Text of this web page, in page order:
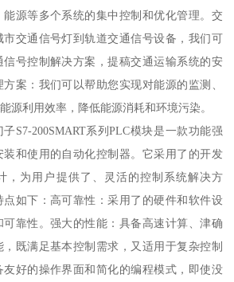
源等多个系统的集中控制和优化管理。交
交通信号灯到轨道交通信号设备，我们可
信号控制解决方案，提稿交通运输系统的安
案：我们可以帮助您实现对能源的监测、
源利用效率，降低能源消耗和环境污染。
200SMART系列PLC模块是一款功能强
和使用的自动化控制器。它采用了的开发
，为用户提供了、灵活的控制系统解决方
如下：高可靠性：采用了的硬件和软件设
靠性。强大的性能：具备高速计算、津确
既满足基本控制需求，又适用于复杂控制
好的操作界面和简化的编程模式，即使没